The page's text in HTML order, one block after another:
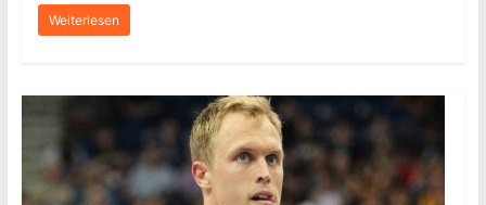
Weiterlesen